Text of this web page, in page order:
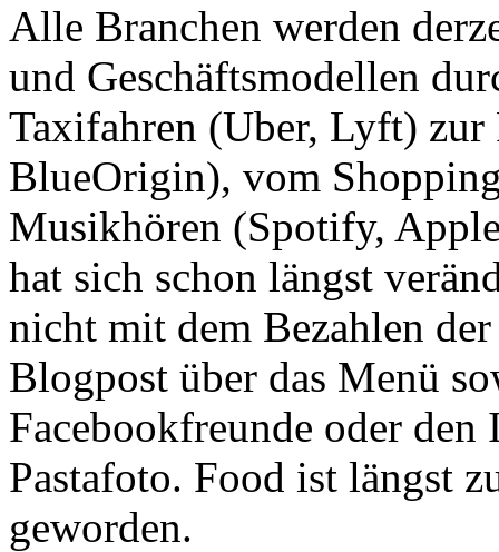
Alle Branchen werden
und Geschäftsmodellen
Taxifahren (Uber, Lyft) zur
BlueOrigin), vom
Musikhören (Spotify,
hat sich schon längst
nicht mit dem Bezahlen
Blogpost über das Menü
Facebookfreunde oder den
Pastafoto. Food ist längst
geworden.